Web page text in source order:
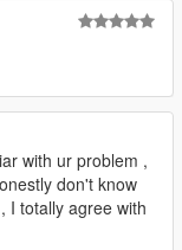
with ur problem ,
don't know
I totally agree with